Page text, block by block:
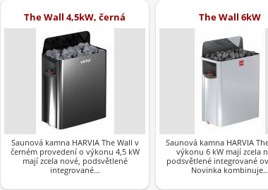
The Wall 4,5kW, černá
Saunová kamna HARVIA The Wall v
černém provedení o výkonu 4,5 kW
mají zcela nové, podsvětlené
integrované…
The Wall 6kW
Saunová kamna HARVIA
výkonu 6 kW mají zcela
podsvětlené integrované
Novinka kombinuje…